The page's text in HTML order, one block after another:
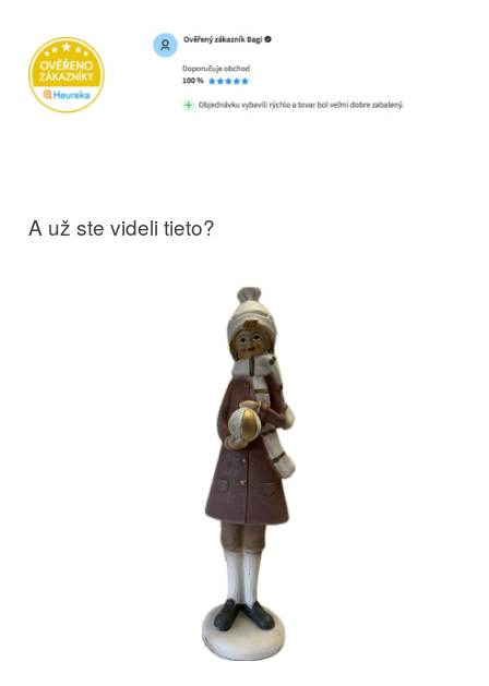
A už ste videli tieto?